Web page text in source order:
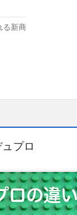
る新商
プロ